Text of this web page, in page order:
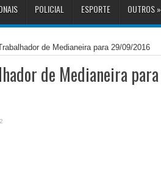
POLICIAL ESPORTE OUTROS »
de Medianeira para 29/09/2016
de Medianeira para